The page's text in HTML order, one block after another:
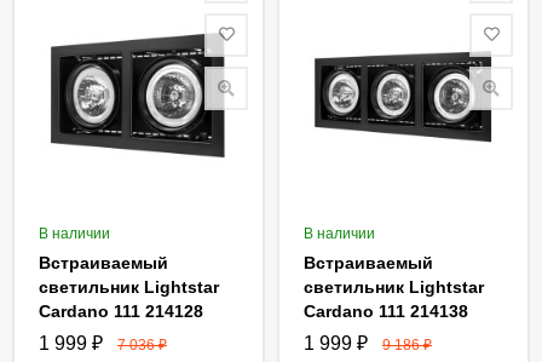
В наличии
Встраиваемый
светильник Lightstar
Cardano 111 214128
1 999 ₽ 7 036₽
В наличии
Встраиваемый
светильник Lightstar
Cardano 111 214138
1 999 ₽ 9 186₽